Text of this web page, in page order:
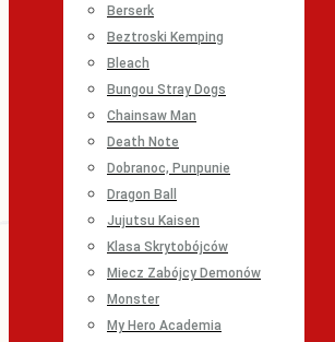
Berserk
Beztroski Kemping
Bleach
Bungou Stray Dogs
Chainsaw Man
Death Note
Dobranoc, Punpunie
Dragon Ball
Jujutsu Kaisen
Klasa Skrytobójców
Miecz Zabójcy Demonów
Monster
My Hero Academia